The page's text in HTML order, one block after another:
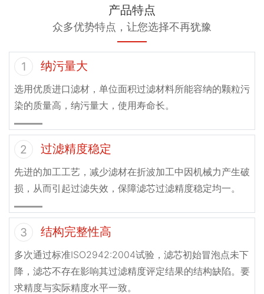
产品特点
众多优势特点，让您选择不再犹豫
1 纳污量大
选用优质进口滤材，单位面积过滤材料所能容纳的颗粒污
染的质量高，纳污量大，使用寿命长。
2 过滤精度稳定
先进的加工工艺，减少滤材在折波加工中因机械力产生破
损，从而引起过滤失效，保障滤芯过滤精度稳定均一。
3 结构完整性高
多次通过标准ISO2942:2004试验，滤芯初始冒泡点未下
降，滤芯不存在影响其过滤精度评定结果的结构缺陷。要
求精度与实际精度水平一致。